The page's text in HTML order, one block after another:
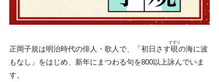
正岡子規は明治時代の俳人・歌人で、「初日さす硯
すずり
の海に波
もなし」をはじめ、新年にまつわる句を800以上詠んでいま
す。